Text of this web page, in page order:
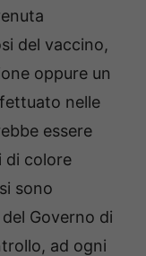
del vaccino,
oppure un
nelle
essere
di colore
sono
Governo di
ad ogni